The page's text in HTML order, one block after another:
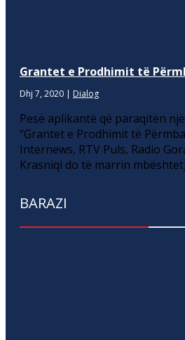
Grantet e Prodhimit të
Dhj 7, 2020 | Dialog
Pesë aplikantë që paraqitën
“Grantet e Prodhimit të
Internews, RTV Puls, Radio
Krasniqi do të marrin
BARAZI